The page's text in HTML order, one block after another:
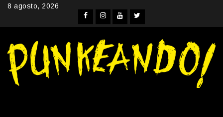
Skip8 agosto, 2026
Facebook
Instagram
YouTube
Twitter